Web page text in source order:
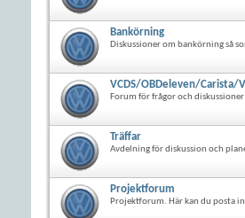
Bankörning
Diskussioner om bankörning så
VCDS/OBDeleven/Carista/
Forum för frågor och
Träffar
Avdelning för diskussion och
Projektforum
Projektforum. Här kan du posta